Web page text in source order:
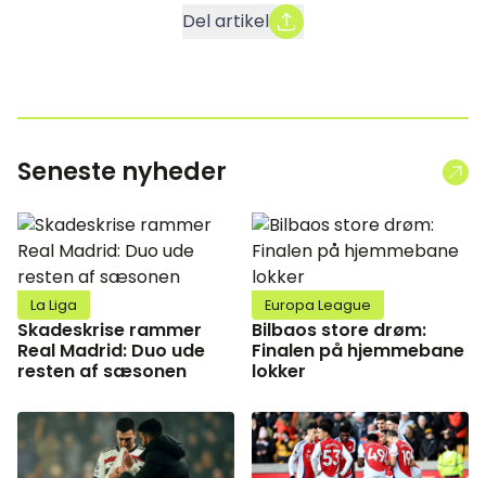
Del artikel
Seneste nyheder
La Liga
Skadeskrise rammer
Real Madrid: Duo ude
resten af sæsonen
Europa League
Bilbaos store drøm:
Finalen på hjemmebane
lokker